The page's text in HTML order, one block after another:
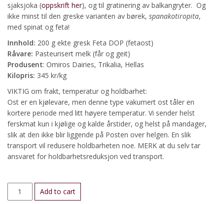
sjaksjoka (oppskrift her), og til gratinering av balkangryter. Og
ikke minst til den greske varianten av børek, spanakotiropita,
med spinat og feta!
Innhold: 200 g ekte gresk Feta DOP (fetaost)
Råvare: Pasteurisert melk (får og geit)
Produsent: Omiros Dairies, Trikalia, Hellas
Kilopris: 345 kr/kg
VIKTIG om frakt, temperatur og holdbarhet:
Ost er en kjølevare, men denne type vakumert ost tåler en
kortere periode med litt høyere temperatur. Vi sender helst
ferskmat kun i kjølige og kalde årstider, og helst på mandager,
slik at den ikke blir liggende på Posten over helgen. En slik
transport vil redusere holdbarheten noe. MERK at du selv tar
ansvaret for holdbarhetsreduksjon ved transport.
Feta
DOP:
Add to cart